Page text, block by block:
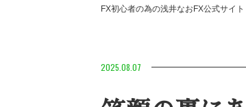
FX初心者の為の浅井なおFX公式サイト
2025.08.07